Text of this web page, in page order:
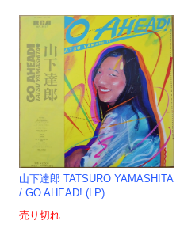
山下達郎 TATSURO YAMASHITA
/ GO AHEAD! (LP)
売り切れ